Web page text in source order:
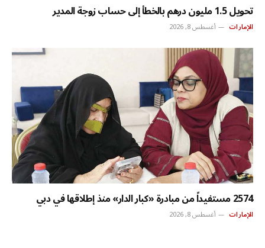
تحويل 1.5 مليون درهم بالخطأ إلى حساب زوجة المدير
الإمارات أغسطس 8, 2026
2574 مستفيداً من مبادرة «كبار الدار» منذ إطلاقها في دبي
الإمارات أغسطس 8, 2026